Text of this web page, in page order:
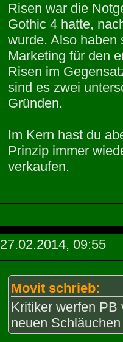
Risen war die
Gothic 4 hatte,
wurde. Also
Marketing für den
Risen im
sind es zwei
Gründen.
Im Kern hast du
Prinzip immer
verkaufen.
27.02.2014, 09:55
Movit schrieb:
Kritiker werfen PB
neuen